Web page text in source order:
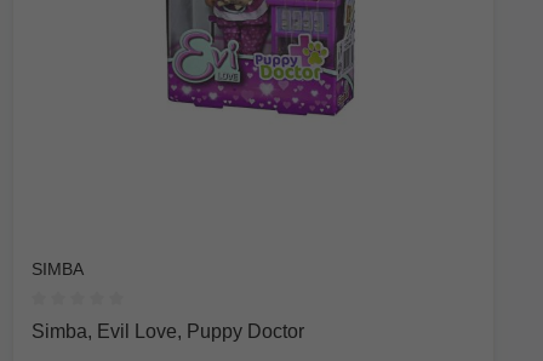
SIMBA
Durchschnittliche Bewertung von 0 von 5 Sternen
Simba, Evil Love, Puppy Doctor